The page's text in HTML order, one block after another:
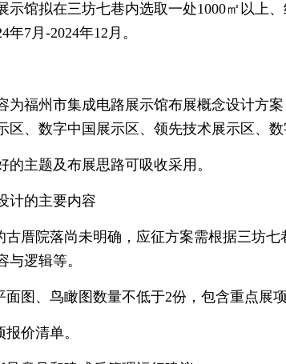
拟在三坊七巷内选取一处1000㎡以上、
7月-2024年12月。
福州市集成电路展示馆布展概念设计方案
区、数字中国展示区、领先技术展示区、数
主题及布展思路可吸收采用。
的主要内容
院落尚未明确，应征方案需根据三坊七
与逻辑等。
、鸟瞰图数量不低于2份，包含重点展项
价清单。